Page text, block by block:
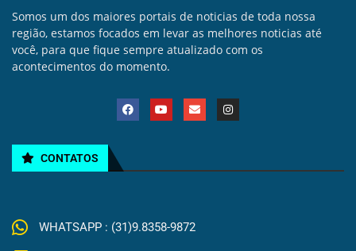
Somos um dos maiores portais de noticias de toda nossa
região, estamos focados em levar as melhores noticias até
você, para que fique sempre atualizado com os
acontecimentos do momento.
CONTATOS
WHATSAPP : (31)9.8358-9872